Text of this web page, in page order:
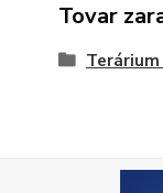
Tovar